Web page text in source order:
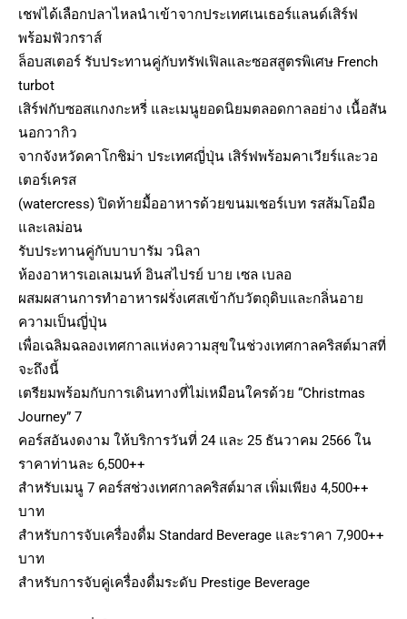
เชฟได้เลือกปลาไหลนำเข้าจากประเทศเนเธอร์แลนด์เสิร์ฟ
พร้อมฟัวกราส์
ล็อบสเตอร์ รับประทานคู่กับทรัฟเฟิลและซอสสูตรพิเศษ French
turbot
เสิร์ฟกับซอสแกงกะหรี่ และเมนูยอดนิยมตลอดกาลอย่าง เนื้อสัน
นอกวากิว
จากจังหวัดคาโกชิม่า ประเทศญี่ปุ่น เสิร์ฟพร้อมคาเวียร์และวอ
เตอร์เครส
(watercress) ปิดท้ายมื้ออาหารด้วยขนมเชอร์เบท รสส้มโอมือ
และเลม่อน
รับประทานคู่กับบาบารัม วนิลา
ห้องอาหารเอเลเมนท์ อินสไปรย์ บาย เซล เบลอ
ผสมผสานการทำอาหารฝรั่งเศสเข้ากับวัตถุดิบและกลิ่นอาย
ความเป็นญี่ปุ่น
เพื่อเฉลิมฉลองเทศกาลแห่งความสุขในช่วงเทศกาลคริสต์มาสที่
จะถึงนี้
เตรียมพร้อมกับการเดินทางที่ไม่เหมือนใครด้วย “Christmas
Journey” 7
คอร์สอันงดงาม ให้บริการวันที่ 24 และ 25 ธันวาคม 2566 ใน
ราคาท่านละ 6,500++
สำหรับเมนู 7 คอร์สช่วงเทศกาลคริสต์มาส เพิ่มเพียง 4,500++
บาท
สำหรับการจับเครื่องดื่ม Standard Beverage และราคา 7,900++
บาท
สำหรับการจับคู่เครื่องดื่มระดับ Prestige Beverage